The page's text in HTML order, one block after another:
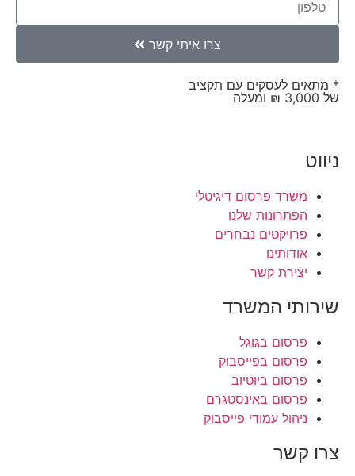
צרו איתי קשר
* מתאים לעסקים עם תקציב
של 3,000 ₪ ומעלה
ניווט
משרד פרסום דיגיטלי
הפתרונות שלנו
פרויקטים נבחרים
אודותינו
יצירת קשר
שירותי המשרד
פרסום בגוגל
פרסום בפייסבוק
פרסום ביוטיוב
פרסום באינסטגרם
ניהול עמודי פייסבוק
צרו קשר